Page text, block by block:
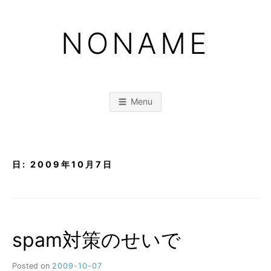
NONAME
Menu
日: 2009年10月7日
spam対策のせいで
Posted on 2009-10-07